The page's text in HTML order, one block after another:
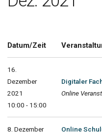
Datum/Zeit
16.
Dezember
2021
10:00 - 15:00
Digitaler
Online
8. Dezember
Online